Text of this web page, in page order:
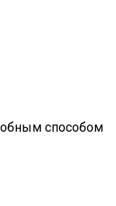
способом